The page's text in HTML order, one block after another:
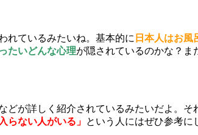
れているみたいね。基本的に 日本人はお風
たいどんな心理が隠されているのかな？ま
どが詳しく紹介されているみたいだよ。そ
らない人がいる」 という人にはぜひ参考に